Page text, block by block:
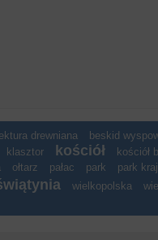
drewniana beskid
klasztor kościół kościół
ołtarz pałac park park
wielkopolska